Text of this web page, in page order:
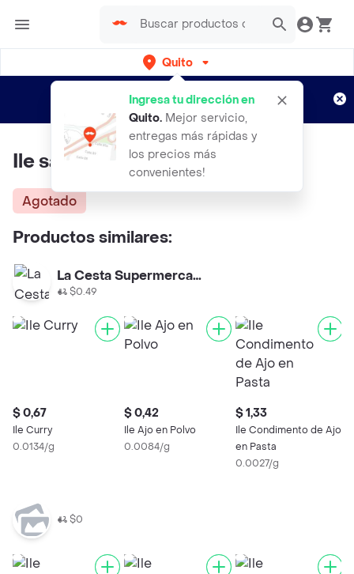
Quito
Ingresa tu dirección en
Quito. Mejor servicio,
entregas más rápidas y
los precios más
convenientes!
envíos gratis por semanas
Aplican TyC
Ile sazonador liquido.
Agotado
Productos similares:
La Cesta Supermercado
$0.49
$ 0,67
Ile Curry
0.0134/g
$ 0,42
Ile Ajo en Polvo
0.0084/g
$ 1,33
Ile Condimento de Ajo
en Pasta
0.0027/g
$0